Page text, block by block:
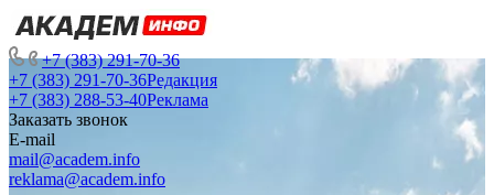
+7 (383) 291-70-36
+7 (383) 291-70-36Редакция
+7 (383) 288-53-40Реклама
Заказать звонок
E-mail
mail@academ.info
reklama@academ.info